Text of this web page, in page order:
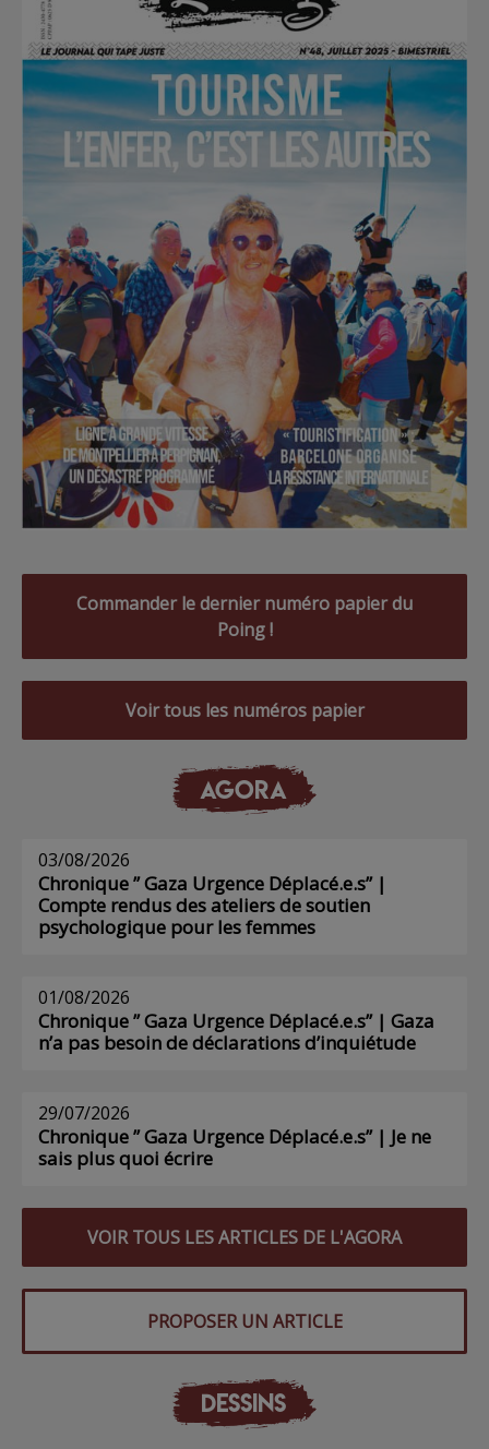
Commander le dernier numéro papier du
Poing !
Voir tous les numéros papier
AGORA
03/08/2026
Chronique ” Gaza Urgence Déplacé.e.s” |
Compte rendus des ateliers de soutien
psychologique pour les femmes
01/08/2026
Chronique ” Gaza Urgence Déplacé.e.s” | Gaza
n’a pas besoin de déclarations d’inquiétude
29/07/2026
Chronique ” Gaza Urgence Déplacé.e.s” | Je ne
sais plus quoi écrire
VOIR TOUS LES ARTICLES DE L'AGORA
PROPOSER UN ARTICLE
DESSINS